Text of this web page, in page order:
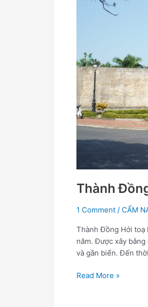
Thành
1 Comment / CẨM
Thành Đồng Hới toạ
năm. Được xây
và gần biển. Đến
Read More »